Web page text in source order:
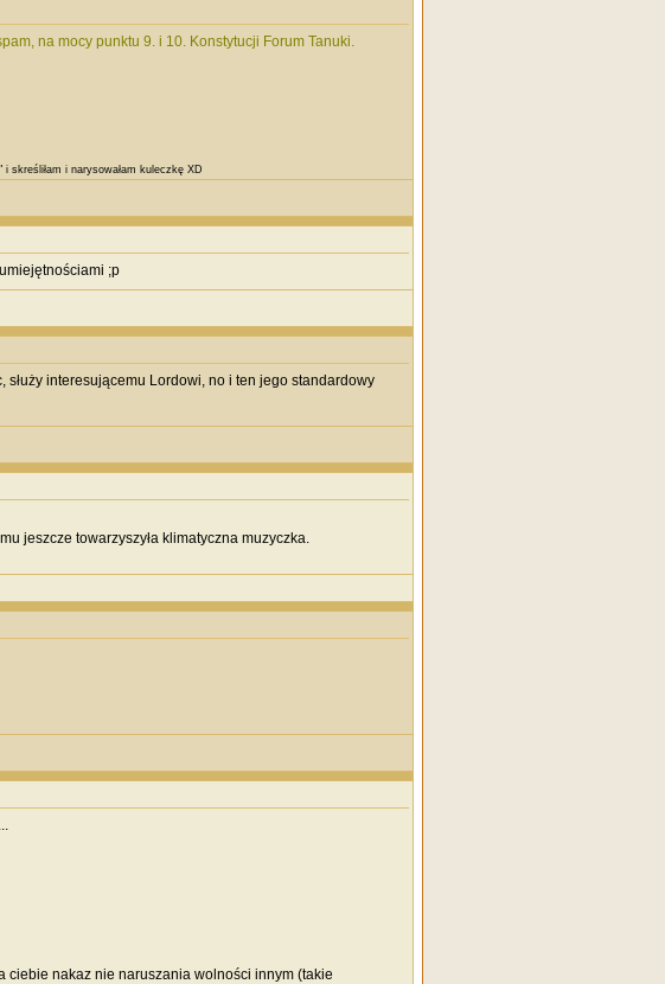
na mocy punktu 9. i 10. Konstytucji Forum Tanuki.
skreśliłam i narysowałam kuleczkę XD
;p
służy interesującemu Lordowi, no i ten jego standardowy
jeszcze towarzyszyła klimatyczna muzyczka.
ciebie nakaz nie naruszania wolności innym (takie